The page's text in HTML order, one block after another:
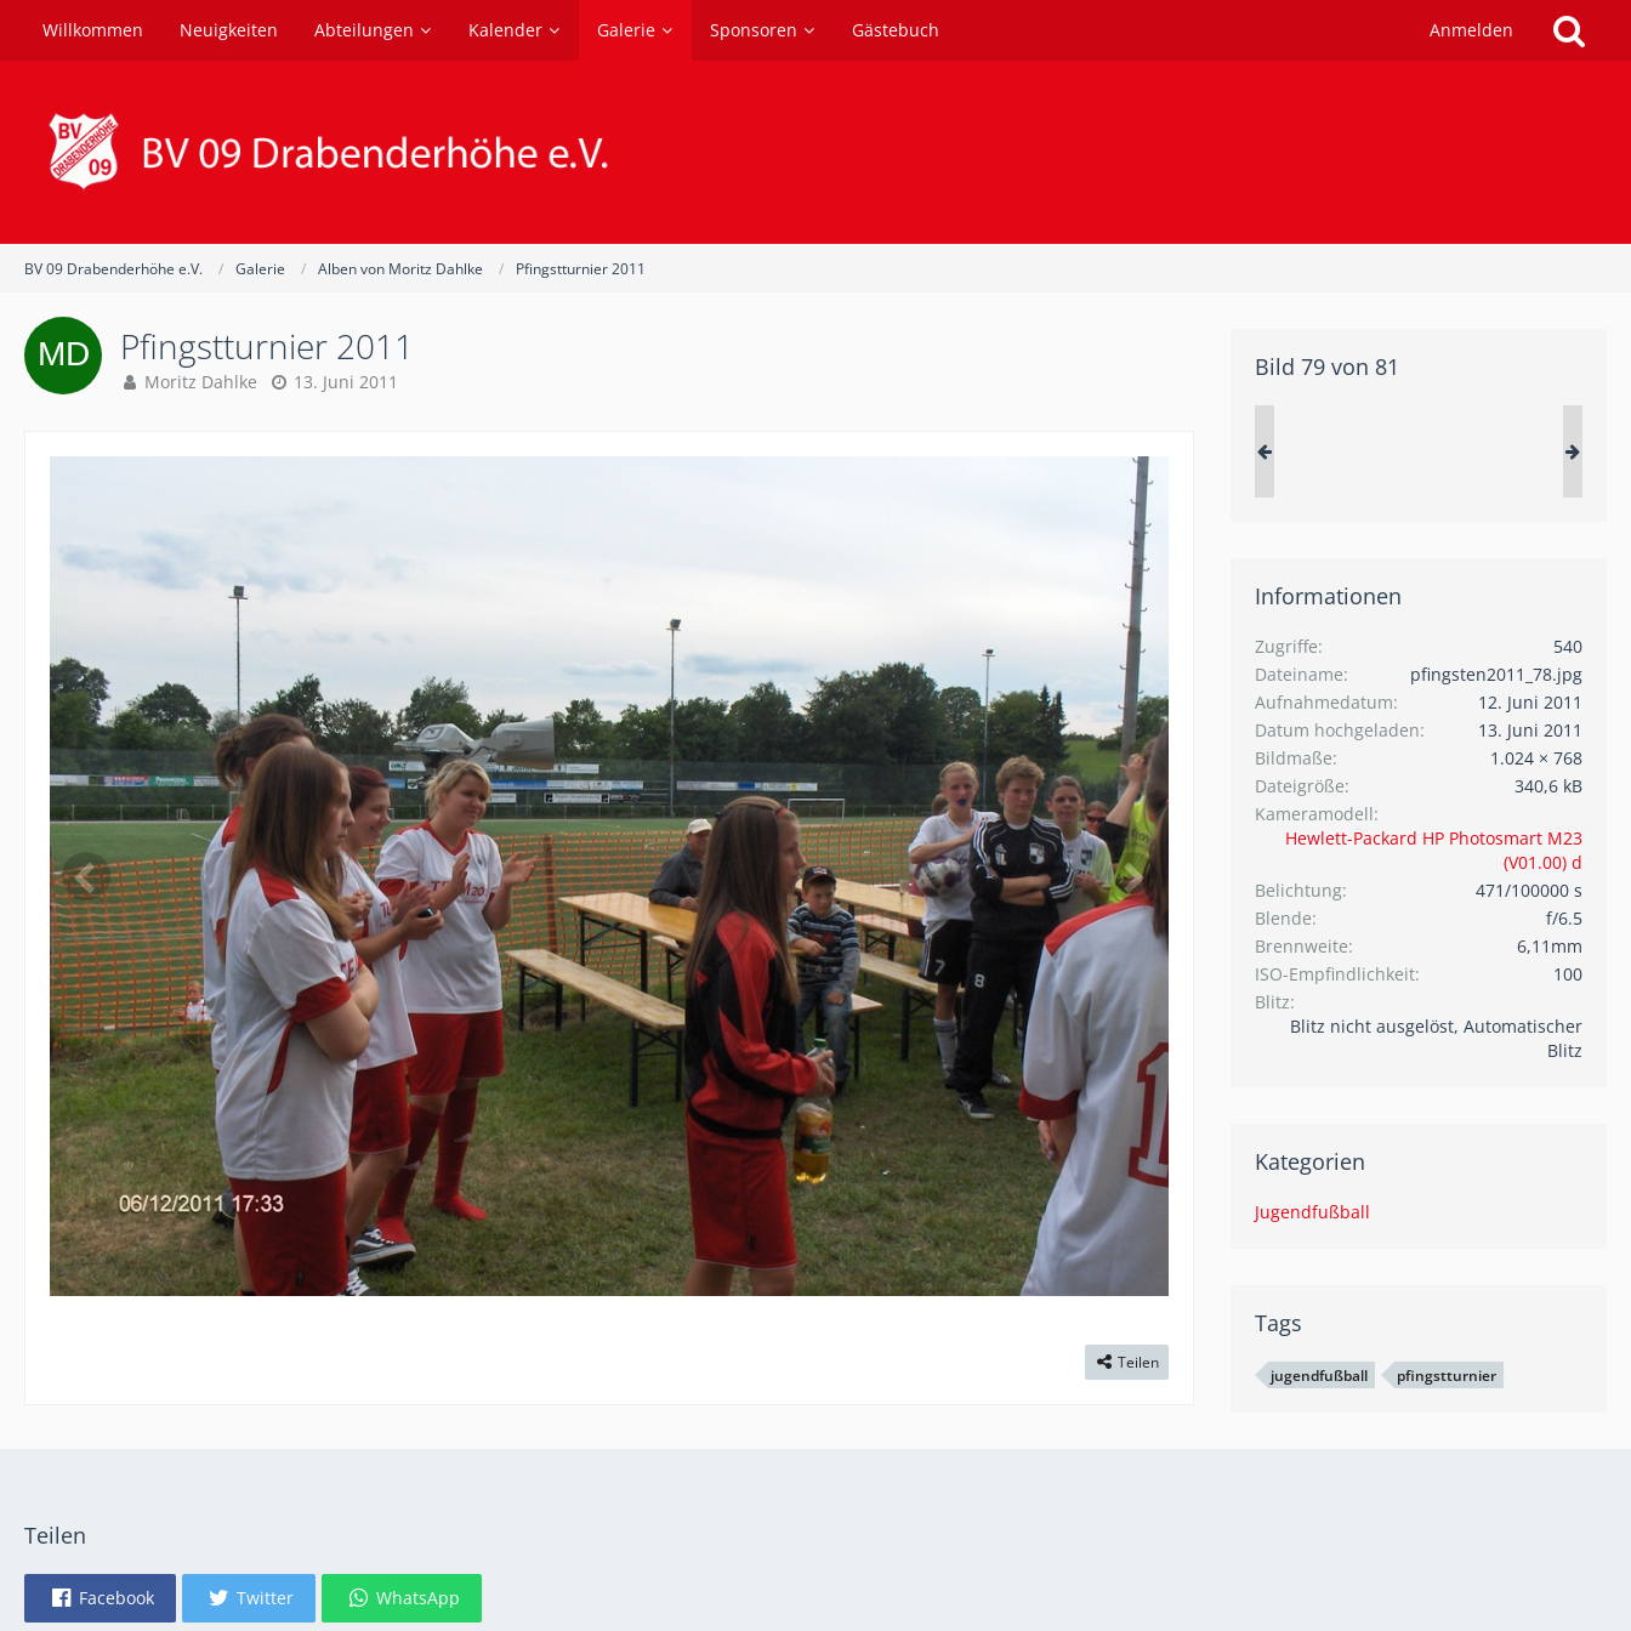
Willkommen Neuigkeiten Abteilungen Kalender Galerie Sponsoren Gästebuch Anmelden
BV 09 Drabenderhöhe e.V. Galerie Alben von Moritz Dahlke Pfingstturnier 2011
Pfingstturnier 2011
Moritz Dahlke 13. Juni 2011
Teilen
Bild 79 von 81
Informationen
Zugriffe
540
Dateiname
pfingsten2011_78.jpg
Aufnahmedatum
12. Juni 2011
Datum hochgeladen
13. Juni 2011
Bildmaße
1.024 × 768
Dateigröße
340,6 kB
Kameramodell
Hewlett-Packard HP Photosmart M23
(V01.00) d
Belichtung
471/100000 s
Blende
f/6.5
Brennweite
6,11mm
ISO-Empfindlichkeit
100
Blitz
Blitz nicht ausgelöst, Automatischer
Blitz
Kategorien
Jugendfußball
Tags
jugendfußball pfingstturnier
Teilen
Facebook Twitter WhatsApp